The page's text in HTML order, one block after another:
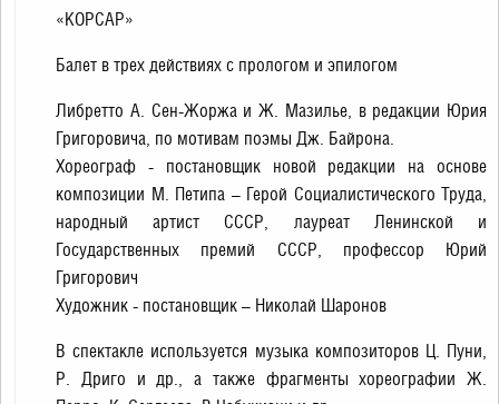
«КОРСАР»
Балет в трех действиях с прологом и эпилогом
Либретто А. Сен-Жоржа и Ж. Мазилье, в редакции Юрия
Григоровича, по мотивам поэмы Дж. Байрона.
Хореограф - постановщик новой редакции на основе
композиции М. Петипа – Герой Социалистического Труда,
народный артист СССР, лауреат Ленинской и
Государственных премий СССР, профессор Юрий
Григорович
Художник - постановщик – Николай Шаронов
В спектакле используется музыка композиторов Ц. Пуни,
Р. Дриго и др., а также фрагменты хореографии Ж.